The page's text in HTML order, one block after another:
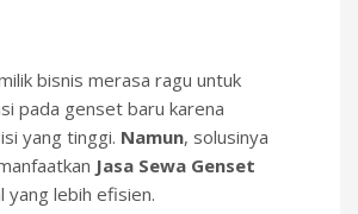
bisnis merasa ragu untuk
pada genset baru karena
yang tinggi. Namun, solusinya
Jasa Sewa Genset
yang lebih efisien.